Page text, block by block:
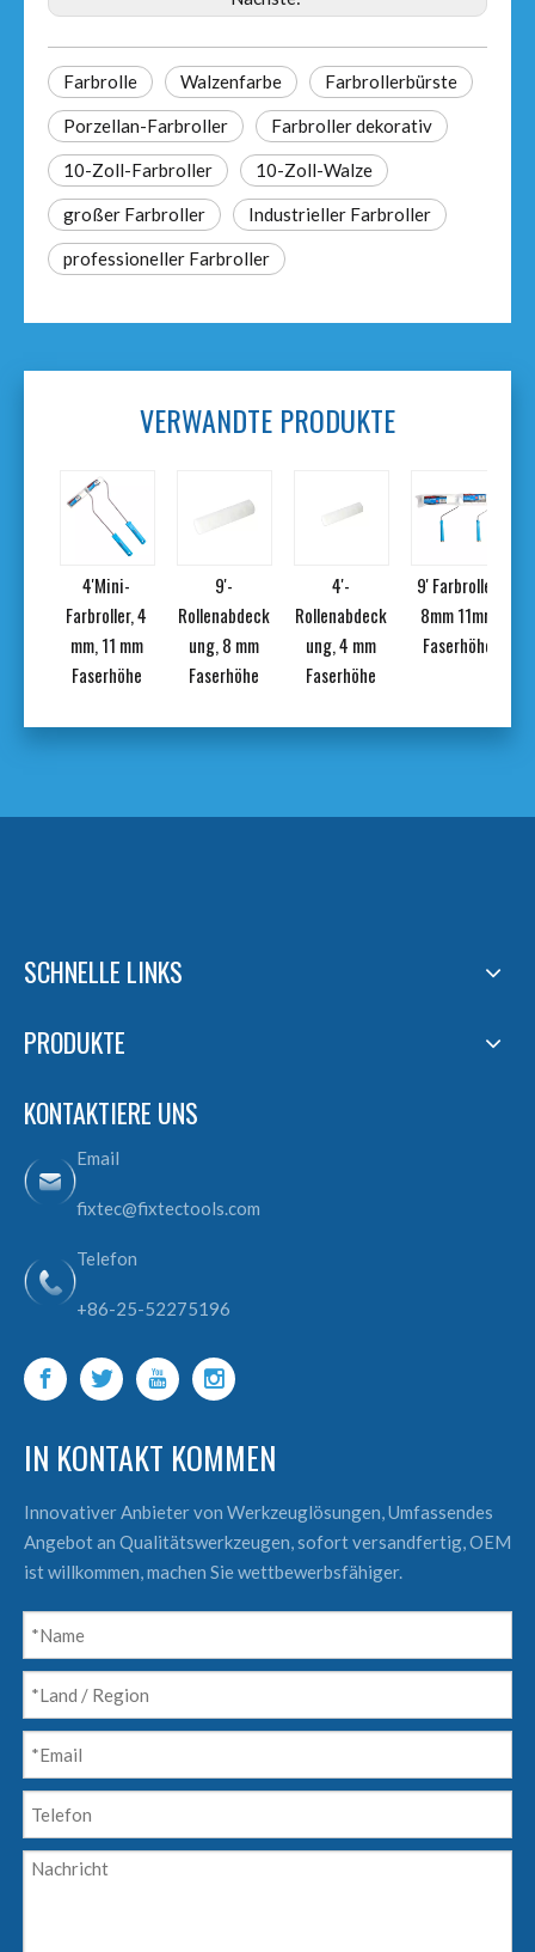
Farbrolle Walzenfarbe Farbrollerbürste
Porzellan-Farbroller Farbroller dekorativ
10-Zoll-Farbroller 10-Zoll-Walze
großer Farbroller Industrieller Farbroller
professioneller Farbroller
VERWANDTE PRODUKTE
4'Mini-
Farbroller, 4
mm, 11 mm
Faserhöhe
9'-
Rollenabdeck
ung, 8 mm
Faserhöhe
4'-
Rollenabdeck
ung, 4 mm
Faserhöhe
9' Farbroller
8mm 11mm
Faserhöhe
SCHNELLE LINKS
PRODUKTE
KONTAKTIERE UNS
Email
fixtec@fixtectools.com
Telefon
+86-25-52275196
IN KONTAKT KOMMEN
Innovativer Anbieter von Werkzeuglösungen, Umfassendes
Angebot an Qualitätswerkzeugen, sofort versandfertig, OEM
ist willkommen, machen Sie wettbewerbsfähiger.